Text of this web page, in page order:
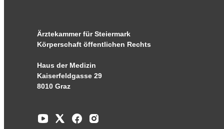
Ärztekammer für Steiermark
Körperschaft öffentlichen Rechts
Haus der Medizin
Kaiserfeldgasse 29
8010 Graz